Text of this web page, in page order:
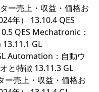
ー売上・収益・価格お
年） 13.10.4 QES
QES Mechatronic：
GL
Automation：自動ウ
と特徴 13.11.3 GL
売上・収益・価格お